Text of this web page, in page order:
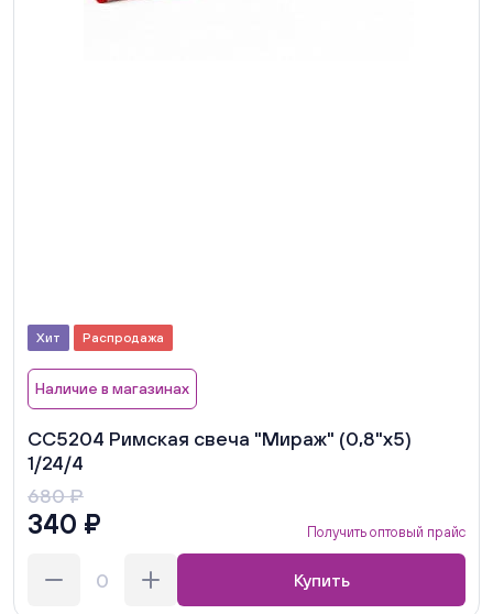
Хит Распродажа
Наличие в магазинах
СС5204 Римская свеча "Мираж" (0,8"х5)
1/24/4
340 ₽
680 ₽
Получить оптовый прайс
Купить